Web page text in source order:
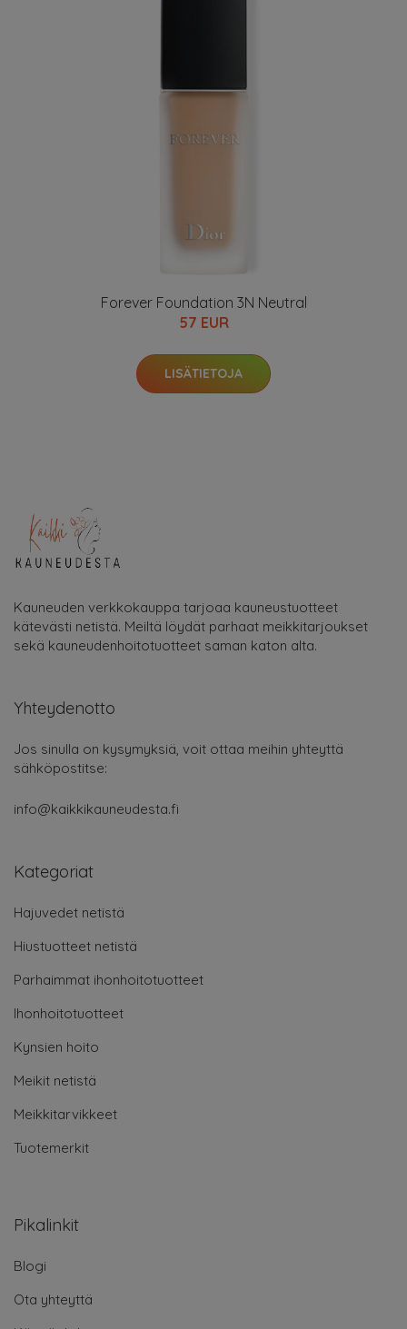
Forever Foundation 3N Neutral
57 EUR
LISÄTIETOJA
Kauneuden verkkokauppa tarjoaa kauneustuotteet
kätevästi netistä. Meiltä löydät parhaat meikkitarjoukset
sekä kauneudenhoitotuotteet saman katon alta.
Yhteydenotto
Jos sinulla on kysymyksiä, voit ottaa meihin yhteyttä
sähköpostitse:
info@kaikkikauneudesta.fi
Kategoriat
Hajuvedet netistä
Hiustuotteet netistä
Parhaimmat ihonhoitotuotteet
Ihonhoitotuotteet
Kynsien hoito
Meikit netistä
Meikkitarvikkeet
Tuotemerkit
Pikalinkit
Blogi
Ota yhteyttä